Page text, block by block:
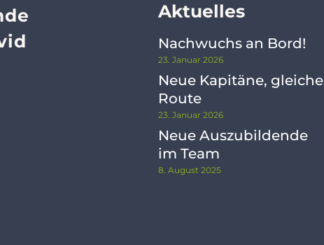
Aktuelles
Nachwuchs an Bord!
23. Januar 2026
Neue Kapitäne, gleiche
Route
23. Januar 2026
Neue Auszubildende
im Team
8. August 2025